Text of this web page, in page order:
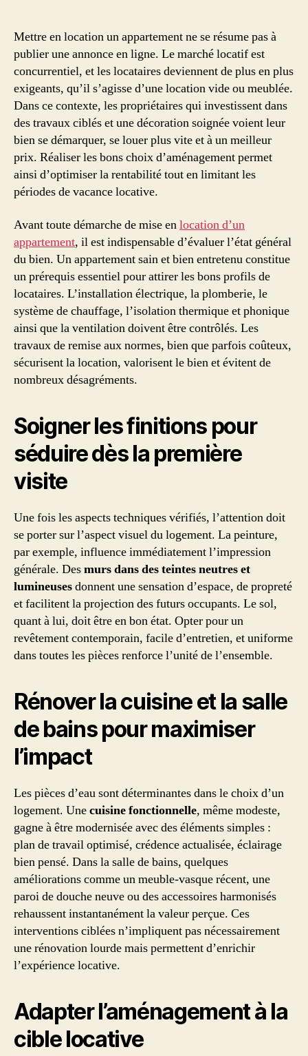
Mettre en location un appartement ne se résume pas à
publier une annonce en ligne. Le marché locatif est
concurrentiel, et les locataires deviennent de plus en plus
exigeants, qu’il s’agisse d’une location vide ou meublée.
Dans ce contexte, les propriétaires qui investissent dans
des travaux ciblés et une décoration soignée voient leur
bien se démarquer, se louer plus vite et à un meilleur
prix. Réaliser les bons choix d’aménagement permet
ainsi d’optimiser la rentabilité tout en limitant les
périodes de vacance locative.
Avant toute démarche de mise enlocation d’un
appartement, il est indispensable d’évaluer l’état général
du bien. Un appartement sain et bien entretenu constitue
un prérequis essentiel pour attirer les bons profils de
locataires. L’installation électrique, la plomberie, le
système de chauffage, l’isolation thermique et phonique
ainsi que la ventilation doivent être contrôlés. Les
travaux de remise aux normes, bien que parfois coûteux,
sécurisent la location, valorisent le bien et évitent de
nombreux désagréments.
Soigner les finitions pour
séduire dès la première
visite
Une fois les aspects techniques vérifiés, l’attention doit
se porter sur l’aspect visuel du logement. La peinture,
par exemple, influence immédiatement l’impression
générale. Desmurs dans des teintes neutres et
lumineusesdonnent une sensation d’espace, de propreté
et facilitent la projection des futurs occupants. Le sol,
quant à lui, doit être en bon état. Opter pour un
revêtement contemporain, facile d’entretien, et uniforme
dans toutes les pièces renforce l’unité de l’ensemble.
Rénover la cuisine et la salle
de bains pour maximiser
l’impact
Les pièces d’eau sont déterminantes dans le choix d’un
logement. Unecuisine fonctionnelle, même modeste,
gagne à être modernisée avec des éléments simples :
plan de travail optimisé, crédence actualisée, éclairage
bien pensé. Dans la salle de bains, quelques
améliorations comme un meuble-vasque récent, une
paroi de douche neuve ou des accessoires harmonisés
rehaussent instantanément la valeur perçue. Ces
interventions ciblées n’impliquent pas nécessairement
une rénovation lourde mais permettent d’enrichir
l’expérience locative.
Adapter l’aménagement à la
cible locative